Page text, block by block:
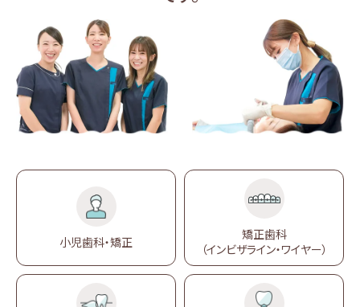
小児歯科・矯正
矯正歯科
（インビザライン・ワイヤー）